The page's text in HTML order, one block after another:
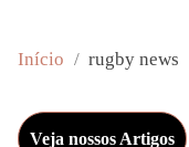
a
n
Início rugby news
Veja nossos Artigos